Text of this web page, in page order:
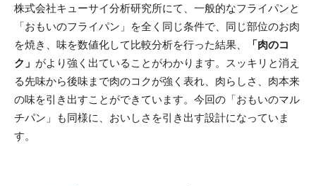
株式会社キューサイ分析研究所にて、一般的なフライパンと
「おもいのフライパン」を全く同じ条件で、同じ部位のお肉
を焼き、味を数値化して比較分析を行った結果、
「肉のコ
ク」 がより強く出ていることがわかります。スッキリと消え
る先味から後味まで肉のコクが強く表れ、肉らしさ、肉本来
の味を引き出すことができています。今回の「おもいのマル
チパン」も同様に、おいしさを引き出す設計になっていま
す。